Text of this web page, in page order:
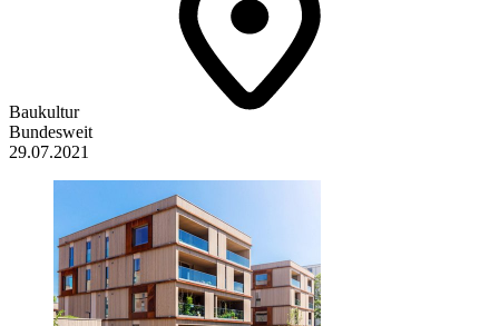
Baukultur
Bundesweit
29.07.2021